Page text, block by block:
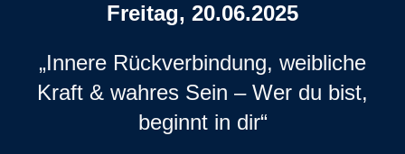
Freitag, 20.06.2025
„Innere Rückverbindung, weibliche
Kraft & wahres Sein – Wer du bist,
beginnt in dir“